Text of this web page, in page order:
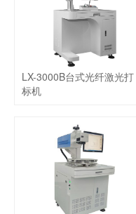
LX-3000B台式光纤激光打
标机